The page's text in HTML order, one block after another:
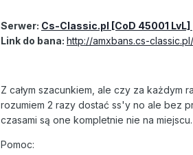
Serwer: Cs-Classic.pl [CoD 45001 LvL] |
Link do bana: http://amxbans.cs-
Z całym szacunkiem, ale czy za każdym
rozumiem 2 razy dostać ss'y no ale bez
czasami są one kompletnie nie na
Pomoc: